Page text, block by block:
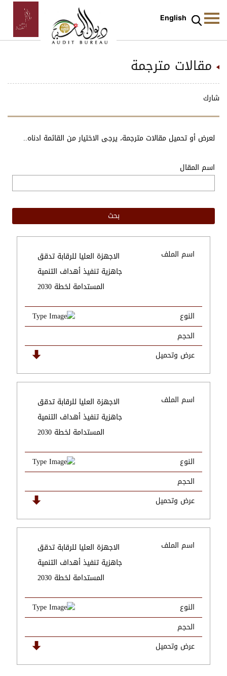
English
مقالات مترجمة
شارك
لعرض أو تحميل مقالات مترجمة، يرجى الاختيار من القائمة ادناه..
اسم المقال
اسم الملف
الاجهزة العليا للرقابة تدقق
جاهزية تنفيذ أهداف التنمية
المستدامة لخطة 2030
النوع
الحجم
عرض وتحميل
اسم الملف
الاجهزة العليا للرقابة تدقق
جاهزية تنفيذ أهداف التنمية
المستدامة لخطة 2030
النوع
الحجم
عرض وتحميل
اسم الملف
الاجهزة العليا للرقابة تدقق
جاهزية تنفيذ أهداف التنمية
المستدامة لخطة 2030
النوع
الحجم
عرض وتحميل